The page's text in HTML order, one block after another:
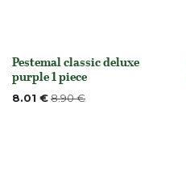
None
Pestemal classic deluxe
purple 1 piece
8.01 €8.90€